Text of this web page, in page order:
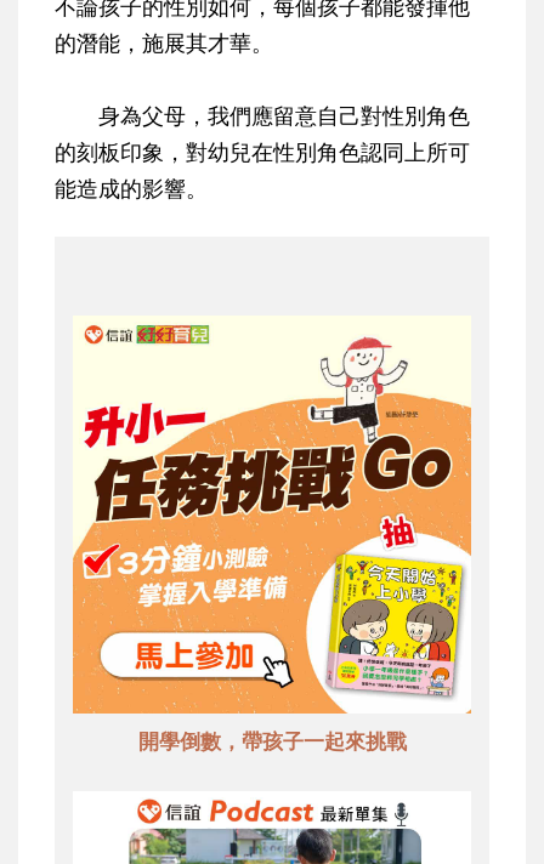
不論孩子的性別如何，每個孩子都能發揮他
的潛能，施展其才華。
身為父母，我們應留意自己對性別角色
的刻板印象，對幼兒在性別角色認同上所可
能造成的影響。
開學倒數，帶孩子一起來挑戰